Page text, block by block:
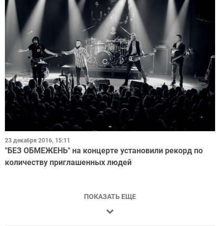
23 декабря 2016, 15:11
"БЕЗ ОБМЕЖЕНЬ" на концерте установили рекорд по
количеству приглашенных людей
ПОКАЗАТЬ ЕЩЕ